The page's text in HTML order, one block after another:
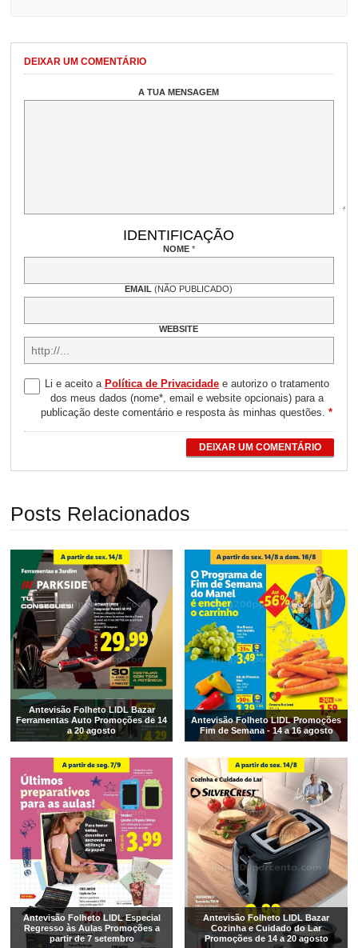
DEIXAR UM COMENTÁRIO
A TUA MENSAGEM
IDENTIFICAÇÃO
NOME *
EMAIL(NÃO PUBLICADO)
WEBSITE
Li e aceito a Política de Privacidadee autorizo o tratamento
dos meus dados (nome*, email e website opcionais) para a
publicação deste comentário e resposta às minhas questões.*
DEIXAR UM COMENTÁRIO
Posts Relacionados
Antevisão Folheto LIDL Bazar
Ferramentas Auto Promoções de 14
a 20 agosto
Antevisão Folheto LIDL Promoções
Fim de Semana - 14 a 16 agosto
Antevisão Folheto LIDL Especial
Regresso às Aulas Promoções a
partir de 7 setembro
Antevisão Folheto LIDL Bazar
Cozinha e Cuidado do Lar
Promoções de 14 a 20 agosto